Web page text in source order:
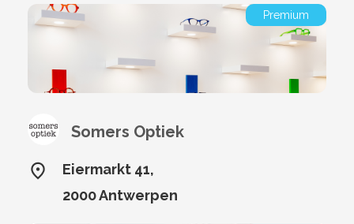
Premium
Somers Optiek
Eiermarkt 41,
2000 Antwerpen